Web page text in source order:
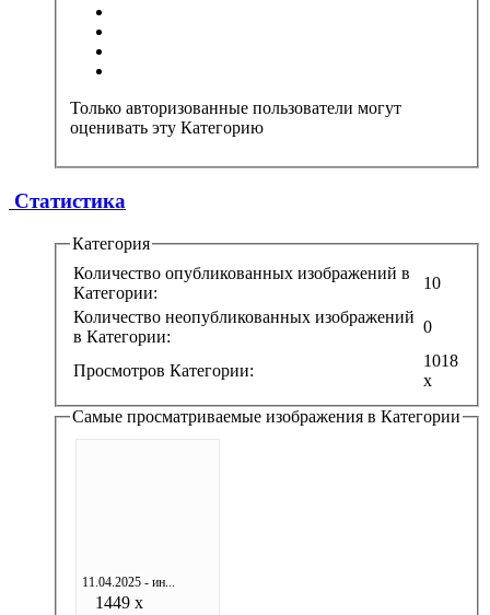
Только авторизованные пользователи могут
оценивать эту Категорию
Статистика
Категория
Количество опубликованных изображений в
Категории:
10
Количество неопубликованных изображений
в Категории:
0
Просмотров Категории:
1018
x
Самые просматриваемые изображения в Категории
11.04.2025 - ин...
1449 x